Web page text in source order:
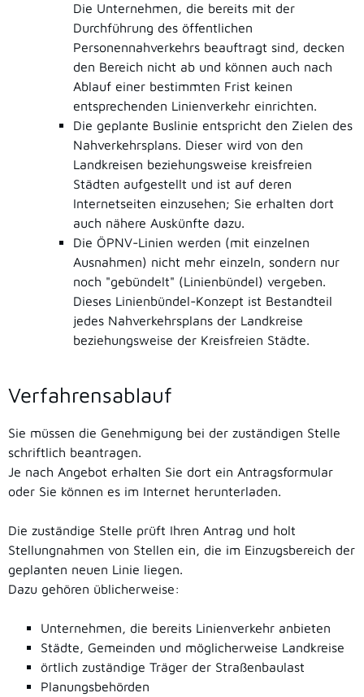
Die Unternehmen, die bereits mit der
Durchführung des öffentlichen
Personennahverkehrs beauftragt sind, decken
den Bereich nicht ab und können auch nach
Ablauf einer bestimmten Frist keinen
entsprechenden Linienverkehr einrichten.
Die geplante Buslinie entspricht den Zielen des
Nahverkehrsplans. Dieser wird von den
Landkreisen beziehungsweise kreisfreien
Städten aufgestellt und ist auf deren
Internetseiten einzusehen; Sie erhalten dort
auch nähere Auskünfte dazu.
Die ÖPNV-Linien werden (mit einzelnen
Ausnahmen) nicht mehr einzeln, sondern nur
noch "gebündelt" (Linienbündel) vergeben.
Dieses Linienbündel-Konzept ist Bestandteil
jedes Nahverkehrsplans der Landkreise
beziehungsweise der Kreisfreien Städte.
Verfahrensablauf
Sie müssen die Genehmigung bei der zuständigen Stelle
schriftlich beantragen.
Je nach Angebot erhalten Sie dort ein Antragsformular
oder Sie können es im Internet herunterladen.
Die zuständige Stelle prüft Ihren Antrag und holt
Stellungnahmen von Stellen ein, die im Einzugsbereich der
geplanten neuen Linie liegen.
Dazu gehören üblicherweise:
Unternehmen, die bereits Linienverkehr anbieten
Städte, Gemeinden und möglicherweise Landkreise
örtlich zuständige Träger der Straßenbaulast
Planungsbehörden